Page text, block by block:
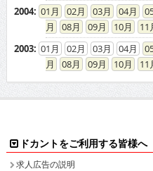
ドカントをご利用する皆様へ
求人広告の説明
免責事項